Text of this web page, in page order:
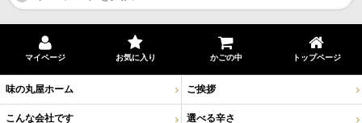
マイページ お気に入り かごの中 トップページ
味の丸屋ホーム ご挨拶
こんな会社です 選べる辛さ